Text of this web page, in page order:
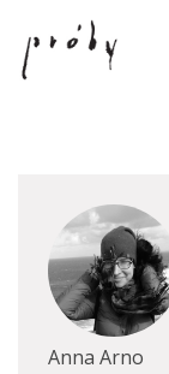
Anna Arno